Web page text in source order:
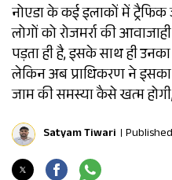
नोएडा के कई इलाकों में
लोगों को रोजमर्रा की
पड़ता ही है, इसके साथ ही
लेकिन अब प्राधिकरण ने
जाम की समस्या कैसे खत्म
Satyam Tiwari